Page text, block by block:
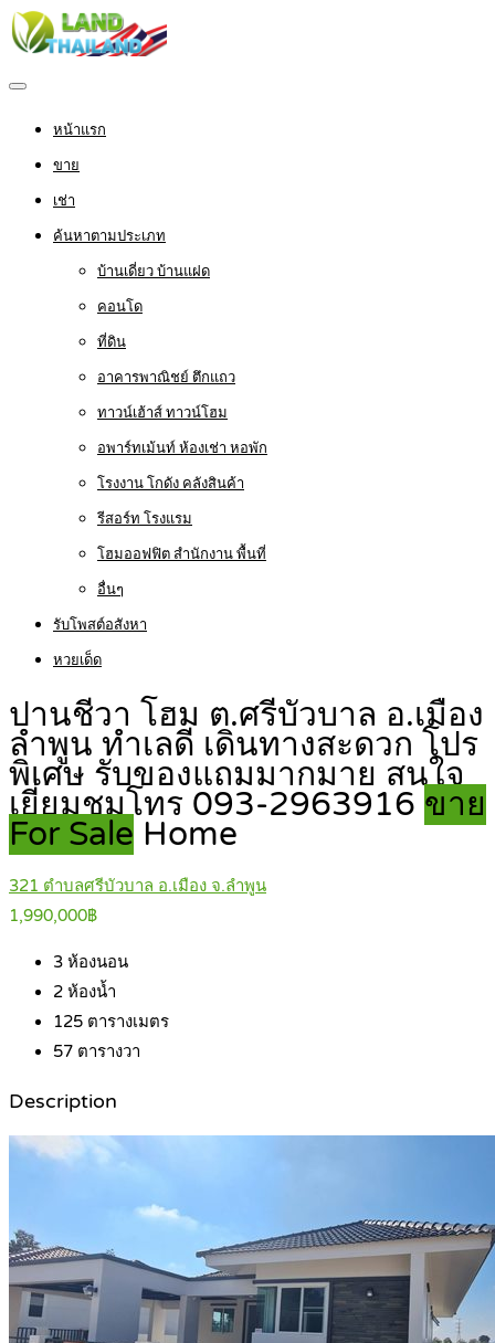
หน้าแรก
ขาย
เช่า
ค้นหาตามประเภท
บ้านเดี่ยว บ้านแฝด
คอนโด
ที่ดิน
อาคารพาณิชย์ ตึกแถว
ทาวน์เฮ้าส์ ทาวน์โฮม
อพาร์ทเม้นท์ ห้องเช่า หอพัก
โรงงาน โกดัง คลังสินค้า
รีสอร์ท โรงแรม
โฮมออฟฟิต สำนักงาน พื้นที่
อื่นๆ
รับโพสต์อสังหา
หวยเด็ด
ปานชีวา โฮม ต.ศรีบัวบาล อ.เมือง
ลำพูน ทำเลดี เดินทางสะดวก โปร
พิเศษ รับของแถมมากมาย สนใจ
เยี่ยมชมโทร 093-2963916 ขาย
For Sale Home
321 ตำบลศรีบัวบาล อ.เมือง จ.ลำพูน
1,990,000฿
3 ห้องนอน
2 ห้องน้ำ
125 ตารางเมตร
57 ตารางวา
Description